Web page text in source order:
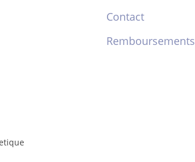
Contact
Remboursements